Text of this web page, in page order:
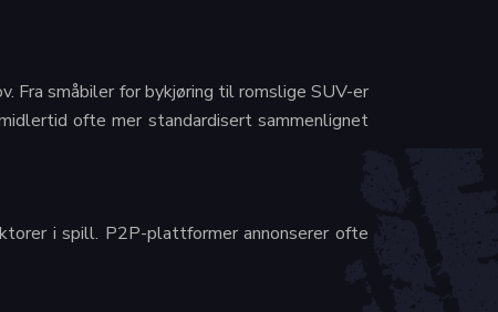
Fra småbiler for bykjøring til romslige SUV-er
ofte mer standardisert sammenlignet
i spill. P2P-plattformer annonserer ofte